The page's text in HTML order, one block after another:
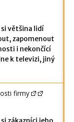
většina lidí
zapomenout
i nekončící
k televizi, jiný
firmy